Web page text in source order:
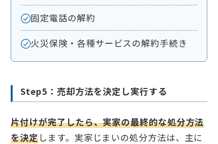
固定電話の解約
火災保険・各種サービスの解約手続き
Step5：売却方法を決定し実行する
片付けが完了したら、実家の最終的な処分方法
を決定します。実家じまいの処分方法は、主に